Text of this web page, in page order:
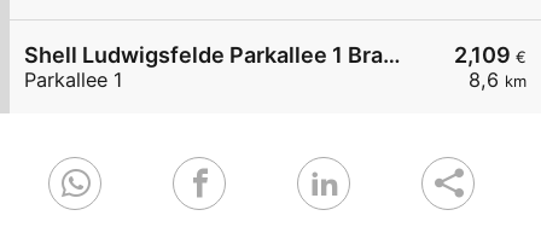
2,109 €
8,6 km
Shell Ludwigsfelde Parkallee 1 Brandenburg Park
Parkallee 1